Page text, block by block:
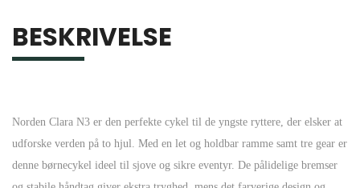
BESKRIVELSE
Norden Clara N3 er den perfekte cykel til de yngste ryttere, der elsker at
udforske verden på to hjul. Med en let og holdbar ramme samt tre gear er
denne børnecykel ideel til sjove og sikre eventyr. De pålidelige bremser